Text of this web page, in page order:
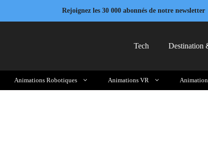
Rejoignez les 30 000 abonnés de notre newsletter
Tech Destination
Animations Robotiques Animations VR